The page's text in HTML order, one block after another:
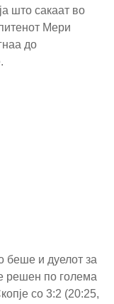
што сакаат во
Мери
до
беше и дуелот за
решен по голема
со 3:2 (20:25,